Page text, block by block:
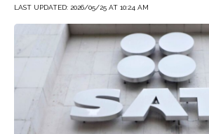
LAST UPDATED: 2026/05/25 AT 10:24 AM